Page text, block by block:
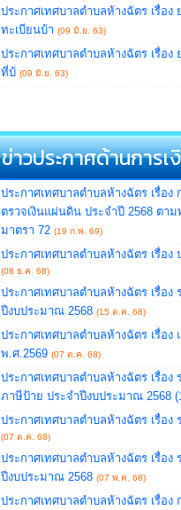
ประกาศเทศบาลตำบลห้างฉัตร เรื่อง
ทะเบียนบ้า (09 มิ.ย. 63)
ประกาศเทศบาลตำบลห้างฉัตร เรื่อง
ที่บ้ (09 มิ.ย. 63)
ข่าวประกาศด้านการ
ประกาศเทศบาลตำบลห้างฉัตร เรื่อง
ตรวจเงินแผ่นดิน ประจำปี 2568 ตา
มาตรา 72 (19 ก.พ. 69)
ประกาศเทศบาลตำบลห้างฉัตร เรื่อง
(08 ธ.ค. 68)
ประกาศเทศบาลตำบลห้างฉัตร เรื่อ
ปีงบประมาณ 2568 (15 ต.ค. 68)
ประกาศเทศบาลตำบลห้างฉัตร เรื่อ
พ.ศ.2569 (07 ต.ค. 68)
ประกาศเทศบาลตำบลห้างฉัตร เรื่อ
ภาษีป้าย ประจำปีงบประมาณ 2568
ประกาศเทศบาลตำบลห้างฉัตร เรื่อ
(07 ต.ค. 68)
ประกาศเทศบาลตำบลห้างฉัตร เรื่อง
ปีงบประมาณ 2568 (07 พ.ค. 68)
ประกาศเทศบาลตำบลห้างฉัตร เรื่อง